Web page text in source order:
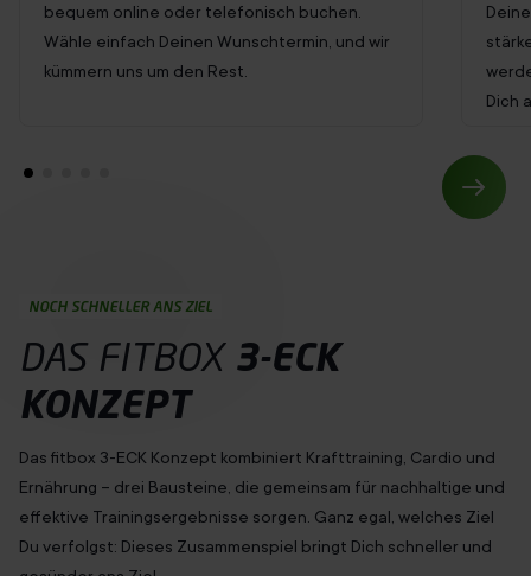
bequem online oder telefonisch buchen.
Wähle einfach Deinen Wunschtermin, und wir
kümmern uns um den Rest.
Dich
NOCH SCHNELLER ANS ZIEL
DAS FITBOX 3-ECK
KONZEPT
Das fitbox 3-ECK Konzept kombiniert Krafttraining, Cardio und
Ernährung – drei Bausteine, die gemeinsam für nachhaltige und
effektive Trainingsergebnisse sorgen. Ganz egal, welches Ziel
Du verfolgst: Dieses Zusammenspiel bringt Dich schneller und